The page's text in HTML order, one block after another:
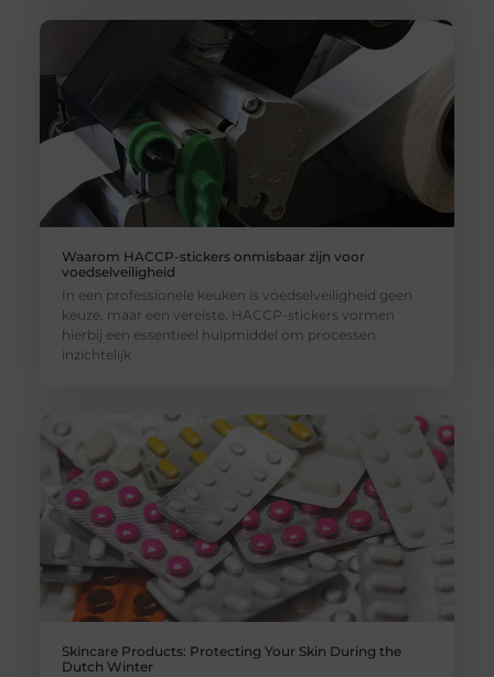
Waarom HACCP-stickers onmisbaar zijn voor
voedselveiligheid
In een professionele keuken is voedselveiligheid geen
keuze, maar een vereiste. HACCP-stickers vormen
hierbij een essentieel hulpmiddel om processen
inzichtelijk
Skincare Products: Protecting Your Skin During the
Dutch Winter